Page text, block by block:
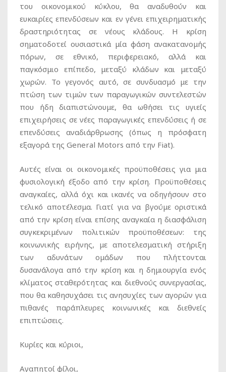
του οικονομικού κύκλου, θα αναδυθούν και
ευκαιρίες επενδύσεων και εν γένει επιχειρηματικής
δραστηριότητας σε νέους κλάδους. Η κρίση
σηματοδοτεί ουσιαστικά μία φάση ανακατανομής
πόρων, σε εθνικό, περιφερειακό, αλλά και
παγκόσμιο επίπεδο, μεταξύ κλάδων και μεταξύ
χωρών. Το γεγονός αυτό, σε συνδυασμό με την
πτώση των τιμών των παραγωγικών συντελεστών
που ήδη διαπιστώνουμε, θα ωθήσει τις υγιείς
επιχειρήσεις σε νέες παραγωγικές επενδύσεις ή σε
επενδύσεις αναδιάρθρωσης (όπως η πρόσφατη
εξαγορά της General Motors από την Fiat).
Αυτές είναι οι οικονομικές προϋποθέσεις για μια
φυσιολογική έξοδο από την κρίση. Προϋποθέσεις
αναγκαίες, αλλά όχι και ικανές να οδηγήσουν στο
τελικό αποτέλεσμα. Γιατί για να βγούμε οριστικά
από την κρίση είναι επίσης αναγκαία η διασφάλιση
συγκεκριμένων πολιτικών προϋποθέσεων: της
κοινωνικής ειρήνης, με αποτελεσματική στήριξη
των αδυνάτων ομάδων που πλήττονται
δυσανάλογα από την κρίση και η δημιουργία ενός
κλίματος σταθερότητας και διεθνούς συνεργασίας,
που θα καθησυχάσει τις ανησυχίες των αγορών για
πιθανές παράπλευρες κοινωνικές και διεθνείς
επιπτώσεις.
Κυρίες και κύριοι,
Αγαπητοί φίλοι,